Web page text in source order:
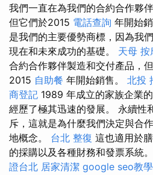
我們一直在為我們的合約合作夥
但它們於2015 電話查詢 年開始
是我們的主要優勢商標，因為我
現在和未來成功的基礎。 天母 按
合約合作夥伴製造和交付產品，
2015 自助餐 年開始銷售。 北投
商登記 1989 年成立的家族企業
經歷了極其迅速的發展。 永續性
斥，這就是為什麼我們決定與合
地概念。 台北 整復 這也適用於
的採購以及各種財務和發票系統。
證台北 居家清潔 google seo教學